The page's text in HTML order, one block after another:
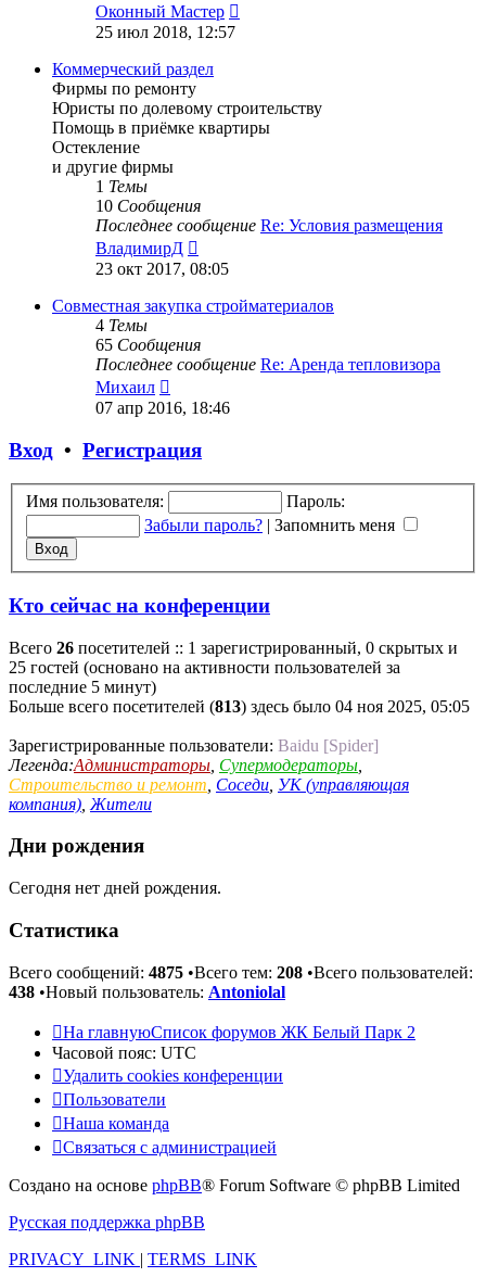
Оконный Мастер
25 июл 2018, 12:57
Коммерческий раздел
Фирмы по ремонту
Юристы по долевому строительству
Помощь в приёмке квартиры
Остекление
и другие фирмы
1 Темы
10 Сообщения
Последнее сообщение Re: Условия размещения
ВладимирД
к
сообщению
23 окт 2017, 08:05
Совместная закупка стройматериалов
4 Темы
65 Сообщения
Последнее сообщение Re: Аренда тепловизора
Михаил
к
последнему
07 апр 2016, 18:46
Вход • Регистрация
Имя пользователя:
Пароль:
Забыли пароль? | Запомнить меня
Кто сейчас на конференции
Всего 26 посетителей :: 1 зарегистрированный, 0 скрытых и
25 гостей (основано на активности пользователей за
последние 5 минут)
Больше всего посетителей (813) здесь было 04 ноя 2025, 05:05
Зарегистрированные пользователи: Baidu [Spider]
Легенда:Администраторы Супермодераторы
Строительство и ремонт Соседи УК (управляющая
компания) Жители
Дни рождения
Сегодня нет дней рождения.
Статистика
Всего сообщений: 4875 •Всего тем: 208 •Всего пользователей:
438 •Новый пользователь: Antoniolal
На главнуюСписок форумов ЖК Белый Парк 2
Часовой пояс: UTC
Удалить cookies конференции
Пользователи
Наша команда
Связаться с администрацией
Создано на основе phpBB® Forum Software © phpBB Limited
Русская поддержка phpBB
PRIVACY_LINK | TERMS_LINK